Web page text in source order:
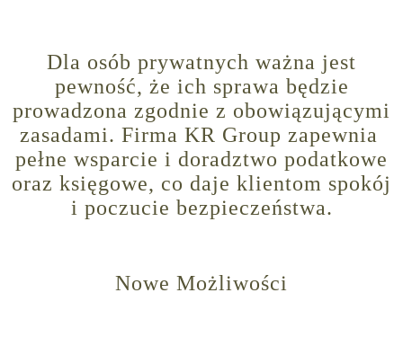
Dla osób prywatnych ważna jest
pewność, że ich sprawa będzie
prowadzona zgodnie z obowiązującymi
zasadami. Firma KR Group zapewnia
pełne wsparcie i doradztwo podatkowe
oraz księgowe, co daje klientom spokój
i poczucie bezpieczeństwa.
Nowe Możliwości